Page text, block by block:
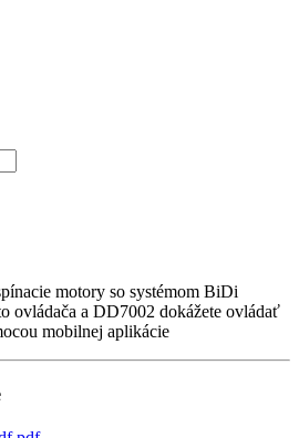
motory so systémom BiDi
ovládača a DD7002 dokážete ovládať
mobilnej aplikácie